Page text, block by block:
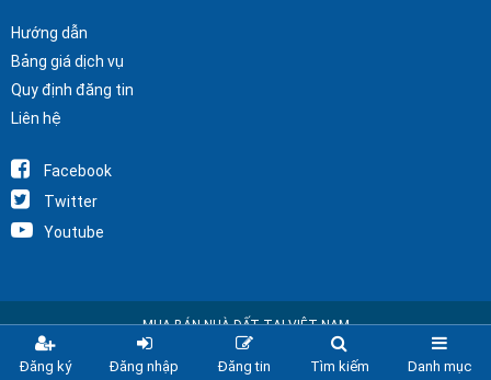
Đăng ký Đăng nhập Đăng tin Tìm kiếm Danh mục
Hướng dẫn
Bảng giá dịch vụ
Quy định đăng tin
Liên hệ
Facebook
Twitter
Youtube
MUA BÁN NHÀ ĐẤT TẠI VIỆT NAM
Copyright © 2025 Nhà Đất Alo